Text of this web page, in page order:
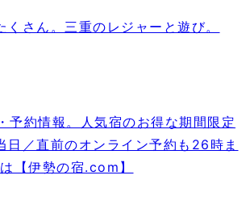
くさん。三重のレジャーと遊び。
予約情報。人気宿のお得な期間限定
日／直前のオンライン予約も26時ま
【伊勢の宿.com】